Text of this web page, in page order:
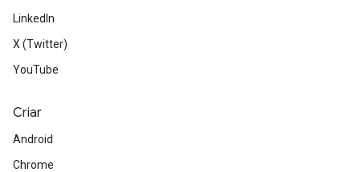
LinkedIn
X (Twitter)
YouTube
Criar
Android
Chrome